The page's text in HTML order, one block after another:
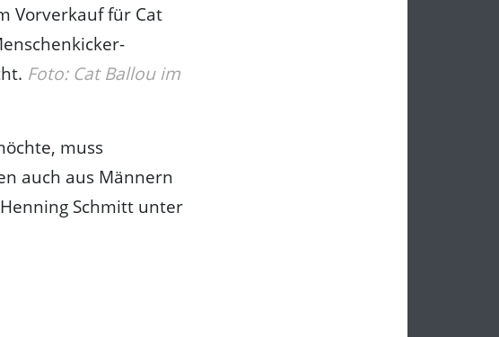
Vorverkauf für Cat
Foto: Cat Ballou im
muss
auch aus Männern
Schmitt unter